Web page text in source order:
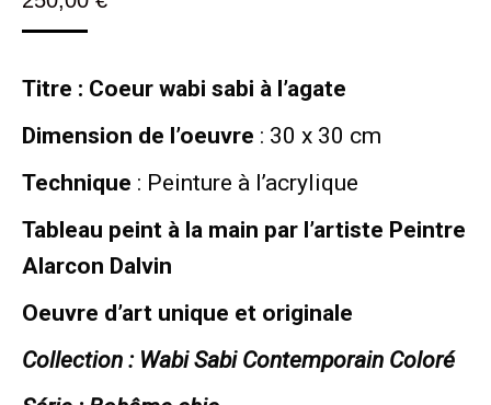
Titre : Coeur wabi sabi à l’agate
Dimension de l’oeuvre : 30 x 30 cm
Technique : Peinture à l’acrylique
Tableau peint à la main par l’artiste Peintre
Alarcon Dalvin
Oeuvre d’art unique et originale
Collection : Wabi Sabi Contemporain Coloré